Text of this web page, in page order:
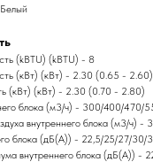
(kBTU) (kBTU) - 8
(кВт) (кВт) - 2.30 (0.65 - 2.60)
(кВт) (кВт) - 2.30 (0.70 - 2.80)
блока (м3/ч) - 300/400/470/
внутреннего блока (м3/ч) -
блока (дБ(А)) - 22,5/25/27/30/
внутреннего блока (дБ(А)) -